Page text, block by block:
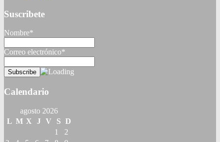
Suscribete
Nombre*
Correo electrónico*
Calendario
agosto 2026
L M X J V S D
1
2